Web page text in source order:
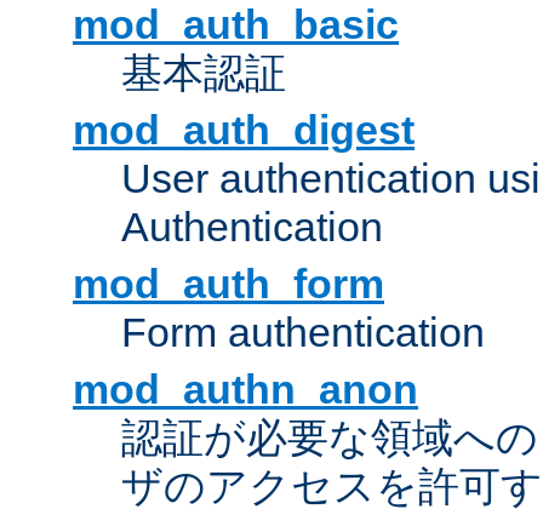
mod_auth_basic
基本認証
mod_auth_digest
User authentication
Authentication
mod_auth_form
Form authentication
mod_authn_anon
認証が必要な領域へ
ザのアクセスを許可